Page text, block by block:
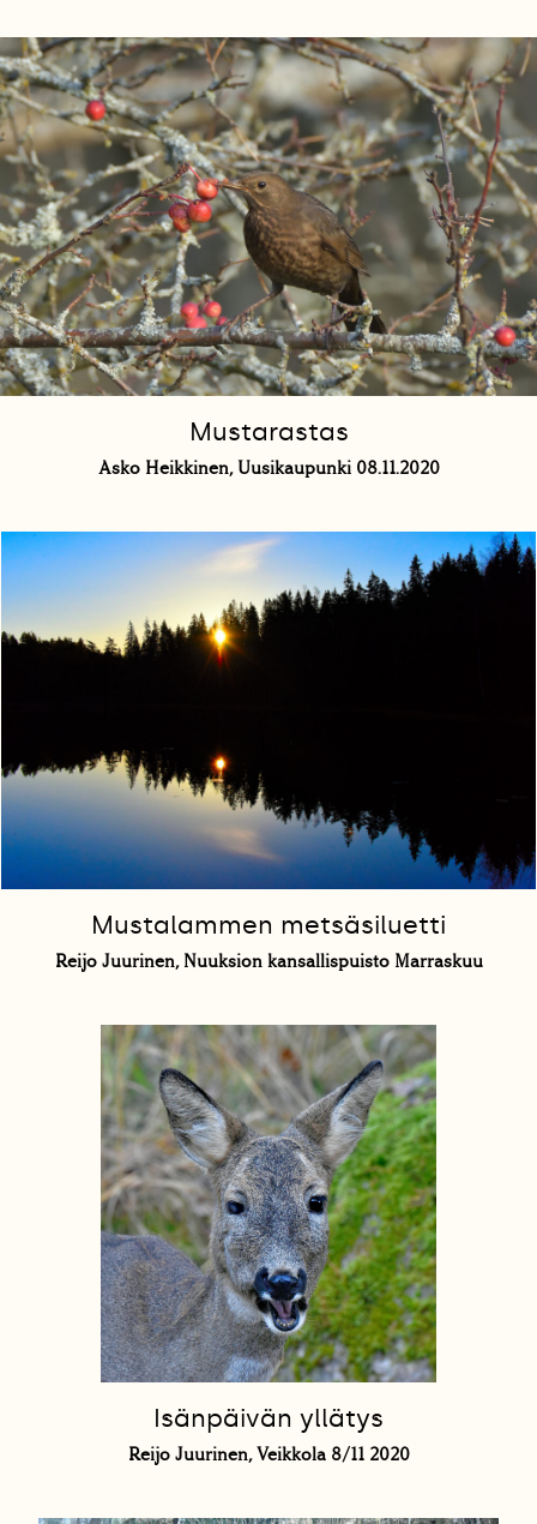
Mustarastas
Asko Heikkinen, Uusikaupunki 08.11.2020
Mustalammen metsäsiluetti
Reijo Juurinen, Nuuksion kansallispuisto Marraskuu
Isänpäivän yllätys
Reijo Juurinen, Veikkola 8/11 2020